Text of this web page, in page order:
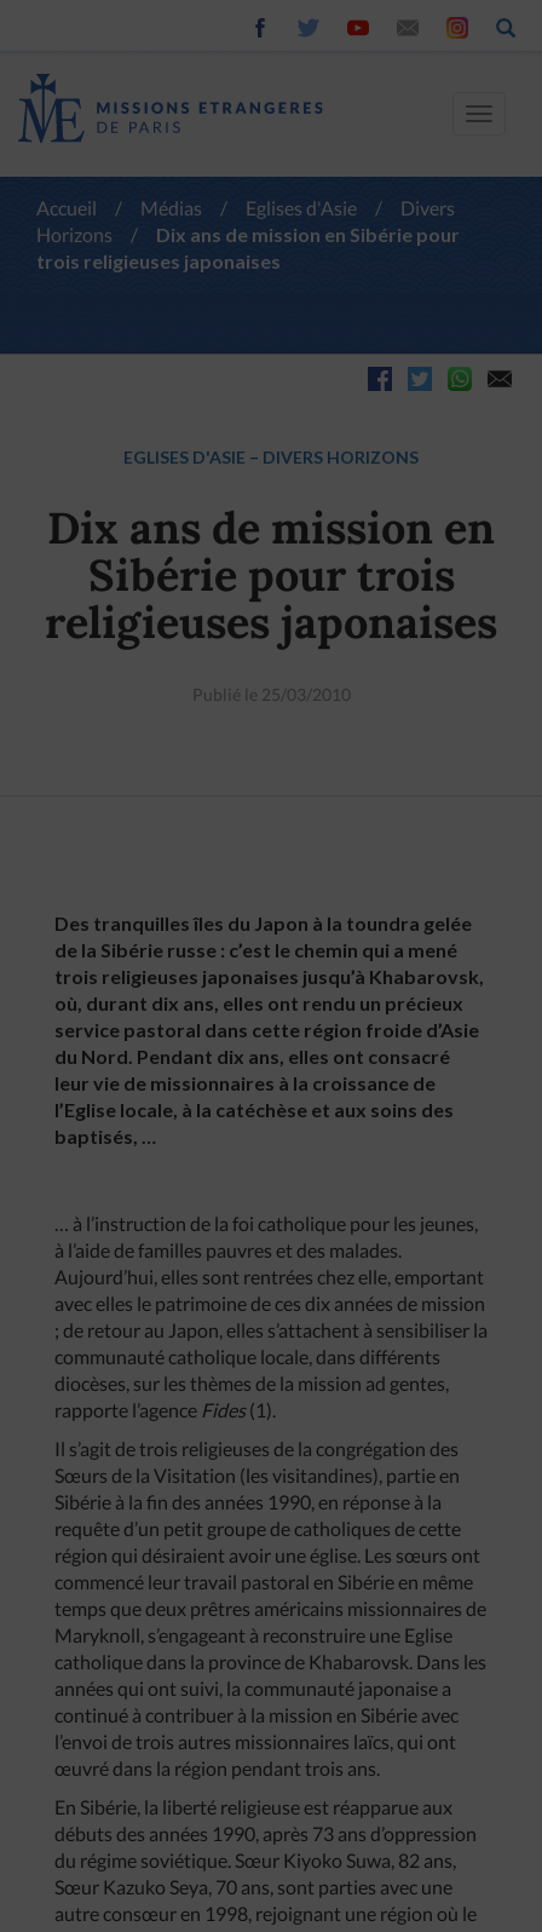
Toggle
Accueil / Médias / Eglises d'Asie /
Divers
Horizons
/
Dix ans de mission en Sibérie pour
trois religieuses japonaises
EGLISES D'ASIE – DIVERS HORIZONS
Dix ans de mission en
Sibérie pour trois
religieuses japonaises
Publié le 25/03/2010
Des tranquilles îles du Japon à la toundra gelée
de la Sibérie russe : c’est le chemin qui a mené
trois religieuses japonaises jusqu’à Khabarovsk,
où, durant dix ans, elles ont rendu un précieux
service pastoral dans cette région froide d’Asie
du Nord. Pendant dix ans, elles ont consacré
leur vie de missionnaires à la croissance de
l’Eglise locale, à la catéchèse et aux soins des
baptisés, …
… à l’instruction de la foi catholique pour les jeunes,
à l’aide de familles pauvres et des malades.
Aujourd’hui, elles sont rentrées chez elle, emportant
avec elles le patrimoine de ces dix années de mission
; de retour au Japon, elles s’attachent à sensibiliser la
communauté catholique locale, dans différents
diocèses, sur les thèmes de la mission ad gentes,
rapporte l’agence Fides(1).
Il s’agit de trois religieuses de la congrégation des
Sœurs de la Visitation (les visitandines), partie en
Sibérie à la fin des années 1990, en réponse à la
requête d’un petit groupe de catholiques de cette
région qui désiraient avoir une église. Les sœurs ont
commencé leur travail pastoral en Sibérie en même
temps que deux prêtres américains missionnaires de
Maryknoll, s’engageant à reconstruire une Eglise
catholique dans la province de Khabarovsk. Dans les
années qui ont suivi, la communauté japonaise a
continué à contribuer à la mission en Sibérie avec
l’envoi de trois autres missionnaires laïcs, qui ont
œuvré dans la région pendant trois ans.
En Sibérie, la liberté religieuse est réapparue aux
débuts des années 1990, après 73 ans d’oppression
du régime soviétique. Sœur Kiyoko Suwa, 82 ans,
Sœur Kazuko Seya, 70 ans, sont parties avec une
autre consœur en 1998, rejoignant une région où le